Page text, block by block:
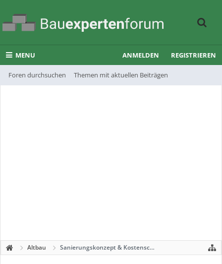
MENU
Foren durchsuchen Themen mit aktuellen Beiträgen
ANMELDEN REGISTRIEREN
Altbau Sanierungskonzept & Kostenschätzung